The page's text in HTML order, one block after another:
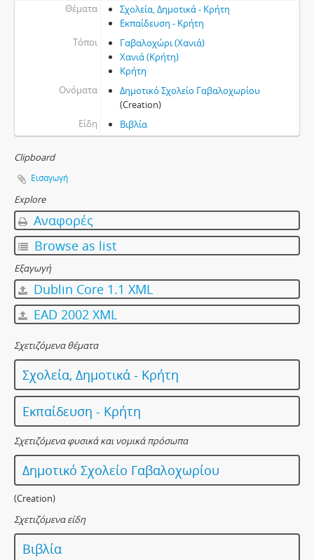
Θέματα
Σχολεία, Δημοτικά - Κρήτη
Εκπαίδευση - Κρήτη
Τόποι
Γαβαλοχώρι (Χανιά)
Χανιά (Κρήτη)
Κρήτη
Ονόματα
Δημοτικό Σχολείο Γαβαλοχωρίου
(Creation)
Είδη
Βιβλία
Clipboard
Εισαγωγή
Explore
Αναφορές
Browse as list
Εξαγωγή
Dublin Core 1.1 XML
EAD 2002 XML
Σχετιζόμενα θέματα
Σχολεία, Δημοτικά - Κρήτη
Εκπαίδευση - Κρήτη
Σχετιζόμενα φυσικά και νομικά πρόσωπα
Δημοτικό Σχολείο Γαβαλοχωρίου
(Creation)
Σχετιζόμενα είδη
Βιβλία